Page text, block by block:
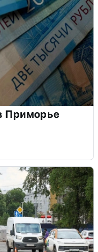
Приморье